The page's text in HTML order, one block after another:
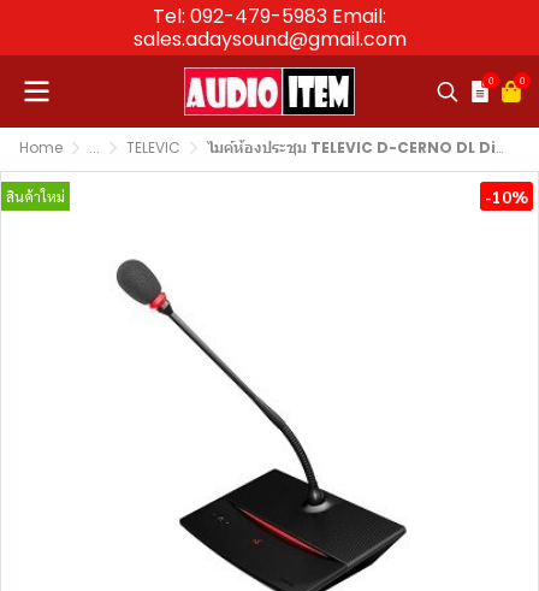
Tel: 092-479-5983 Email:
sales.adaysound@gmail.com
0 0
Home ... TELEVIC ไมค์ห้องประชุม TELEVIC D-CERNO DL Digital Discussion Delegate Unit
สินค้าใหม่ -10%